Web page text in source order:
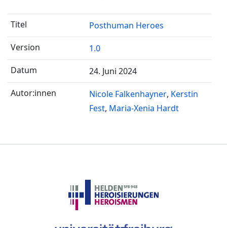
Posthuman Heroes
1.0
24. Juni 2024
Nicole Falkenhayner Kerstin
Fest Maria-Xenia Hardt